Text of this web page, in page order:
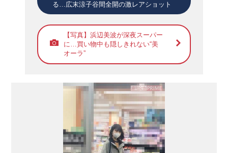
る…広末涼子谷間全開の激レアショット
【写真】浜辺美波が深夜スーパー
に…買い物中も隠しきれない“美
オーラ”